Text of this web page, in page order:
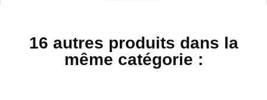
16 autres produits dans la
même catégorie :